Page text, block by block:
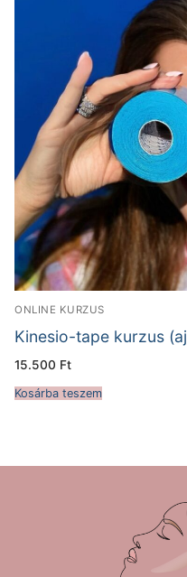
ONLINE KURZUS
Kinesio-tape kurzus
15.500 Ft
Kosárba teszem